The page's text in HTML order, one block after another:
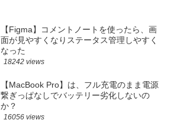
【Figma】コメントノートを使ったら、画
面が見やすくなりステータス管理しやすく
なった
18242 views
【MacBook Pro】は、フル充電のまま電源
繋ぎっぱなしでバッテリー劣化しないの
か？
16056 views